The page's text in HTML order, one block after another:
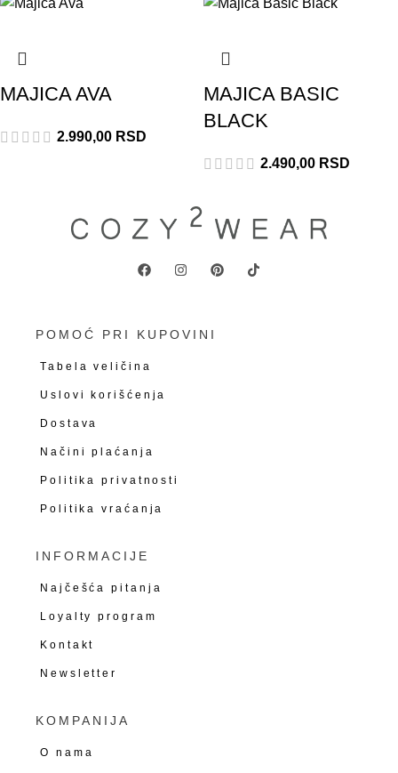
MAJICA AVA
2.990,00 RSD
MAJICA BASIC
BLACK
2.490,00 RSD
POMOĆ PRI KUPOVINI
Tabela veličina
Uslovi korišćenja
Dostava
Načini plaćanja
Politika privatnosti
Politika vraćanja
INFORMACIJE
Najčešća pitanja
Loyalty program
Kontakt
Newsletter
KOMPANIJA
O nama